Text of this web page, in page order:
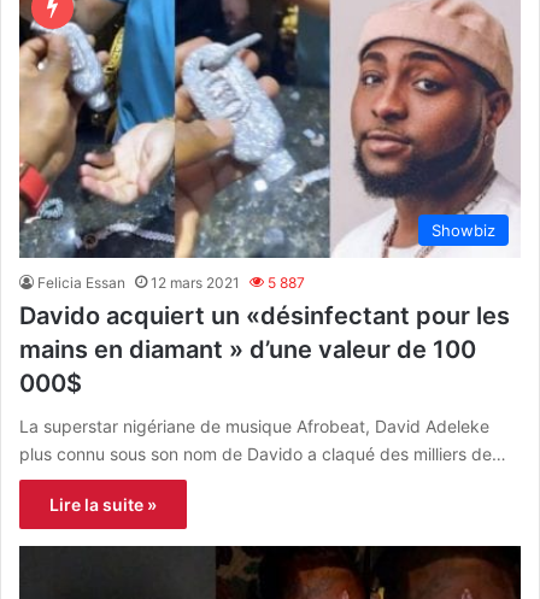
Showbiz
Felicia Essan 12 mars 2021 5 887
Davido acquiert un «désinfectant pour les
mains en diamant » d’une valeur de 100
000$
La superstar nigériane de musique Afrobeat, David Adeleke
plus connu sous son nom de Davido a claqué des milliers de…
Lire la suite »